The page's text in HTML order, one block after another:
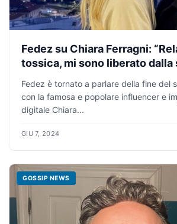
Fedez su Chiara Ferragni:
tossica, mi sono liberato dalla
Fedez è tornato a parlare della fine del
con la famosa e popolare influencer e
digitale Chiara...
GIU 7, 2024
GOSSIP NEWS